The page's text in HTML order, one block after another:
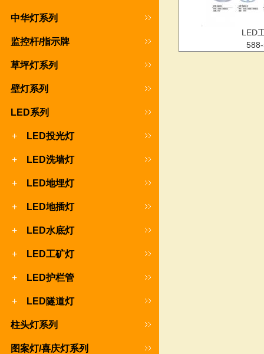
中华灯系列
监控杆/指示牌
草坪灯系列
壁灯系列
LED系列
+ LED投光灯
+ LED洗墙灯
+ LED地埋灯
+ LED地插灯
+ LED水底灯
+ LED工矿灯
+ LED护栏管
+ LED隧道灯
柱头灯系列
图案灯/喜庆灯系列
LED